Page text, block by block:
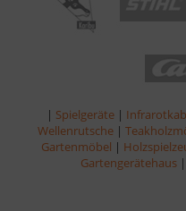
| Spielgeräte |
Wellenrutsche |
Gartenmöbel |
Gartengerätehaus |